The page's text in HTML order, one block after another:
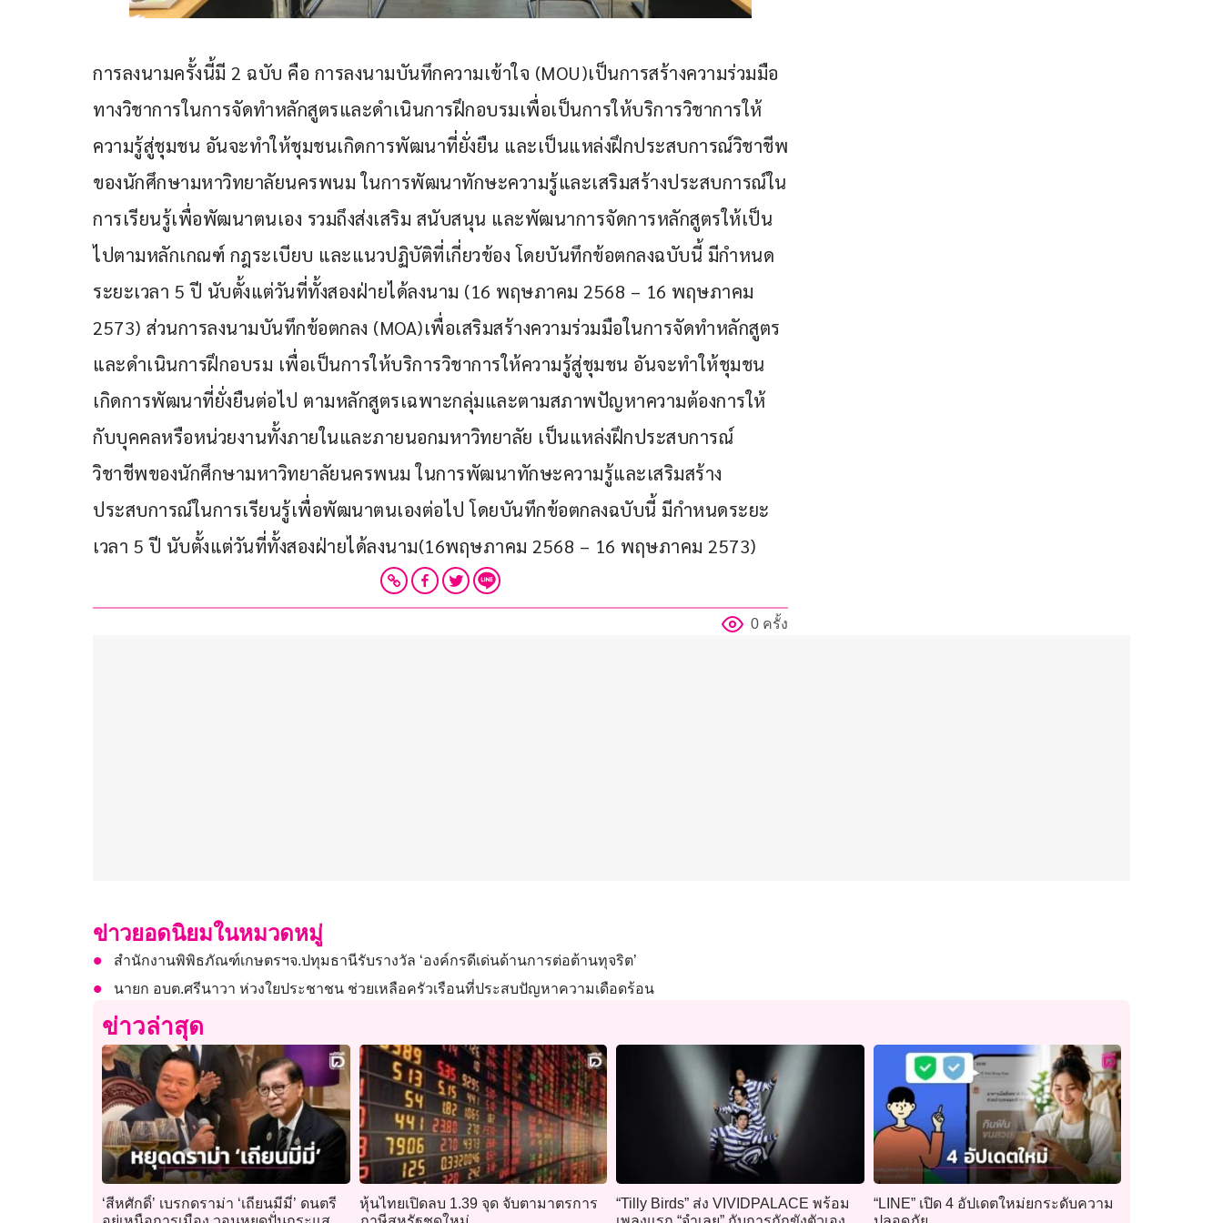
การลงนามครั้งนี้มี 2 ฉบับ คือ การลงนามบันทึกความเข้าใจ (MOU)เป็นการสร้างความร่วมมือ
ทางวิชาการในการจัดทำหลักสูตรและดำเนินการฝึกอบรมเพื่อเป็นการให้บริการวิชาการให้
ความรู้สู่ชุมชน อันจะทำให้ชุมชนเกิดการพัฒนาที่ยั่งยืน และเป็นแหล่งฝึกประสบการณ์วิชาชีพ
ของนักศึกษามหาวิทยาลัยนครพนม ในการพัฒนาทักษะความรู้และเสริมสร้างประสบการณ์ใน
การเรียนรู้เพื่อพัฒนาตนเอง รวมถึงส่งเสริม สนับสนุน และพัฒนาการจัดการหลักสูตรให้เป็น
ไปตามหลักเกณฑ์ กฎระเบียบ และแนวปฏิบัติที่เกี่ยวข้อง โดยบันทึกข้อตกลงฉบับนี้ มีกำหนด
ระยะเวลา 5 ปี นับตั้งแต่วันที่ทั้งสองฝ่ายได้ลงนาม (16 พฤษภาคม 2568 – 16 พฤษภาคม
2573) ส่วนการลงนามบันทึกข้อตกลง (MOA)เพื่อเสริมสร้างความร่วมมือในการจัดทำหลักสูตร
และดำเนินการฝึกอบรม เพื่อเป็นการให้บริการวิชาการให้ความรู้สู่ชุมชน อันจะทำให้ชุมชน
เกิดการพัฒนาที่ยั่งยืนต่อไป ตามหลักสูตรเฉพาะกลุ่มและตามสภาพปัญหาความต้องการให้
กับบุคคลหรือหน่วยงานทั้งภายในและภายนอกมหาวิทยาลัย เป็นแหล่งฝึกประสบการณ์
วิชาชีพของนักศึกษามหาวิทยาลัยนครพนม ในการพัฒนาทักษะความรู้และเสริมสร้าง
ประสบการณ์ในการเรียนรู้เพื่อพัฒนาตนเองต่อไป โดยบันทึกข้อตกลงฉบับนี้ มีกำหนดระยะ
เวลา 5 ปี นับตั้งแต่วันที่ทั้งสองฝ่ายได้ลงนาม(16พฤษภาคม 2568 – 16 พฤษภาคม 2573)
0 ครั้ง
ข่าวยอดนิยมในหมวดหมู่
สำนักงานพิพิธภัณฑ์เกษตรฯจ.ปทุมธานีรับรางวัล ‘องค์กรดีเด่นด้านการต่อต้านทุจริต’
นายก อบต.ศรีนาวา ห่วงใยประชาชน ช่วยเหลือครัวเรือนที่ประสบปัญหาความเดือดร้อน
ข่าวล่าสุด
‘สีหศักดิ์’ เบรกดราม่า ‘เถียนมีมี่’ ดนตรี
หุ้นไทยเปิดลบ 1.39 จุด จับตามาตรการ
“Tilly Birds” ส่ง VIVIDPALACE พร้อม
“LINE” เปิด 4 อัปเดตใหม่ยกระดับความ